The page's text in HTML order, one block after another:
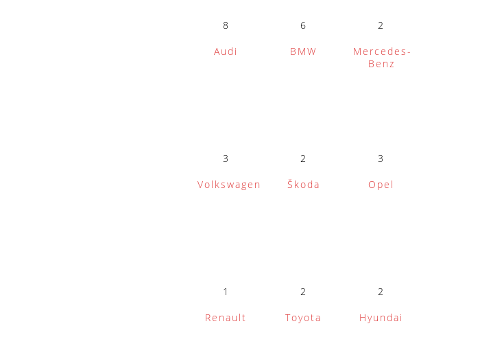
8
Audi
6
BMW
2
Mercedes-
Benz
3
Volkswagen
2
Škoda
3
Opel
1
Renault
2
Toyota
2
Hyundai